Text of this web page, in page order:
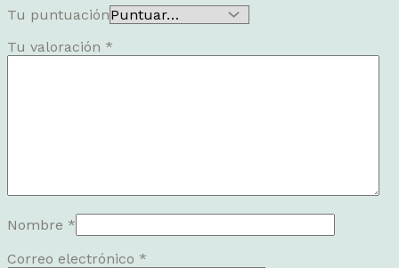
Tu puntuación
Tu valoración *
Nombre *
Correo electrónico *